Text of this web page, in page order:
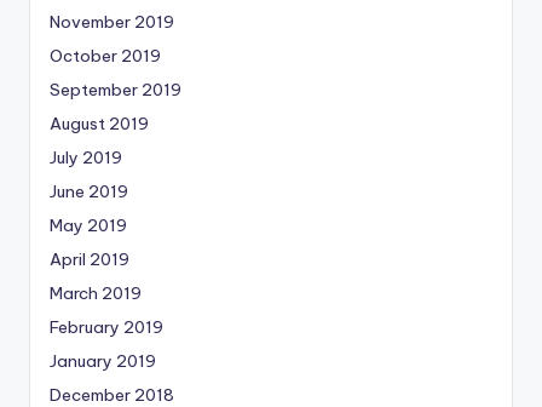
November 2019
October 2019
September 2019
August 2019
July 2019
June 2019
May 2019
April 2019
March 2019
February 2019
January 2019
December 2018